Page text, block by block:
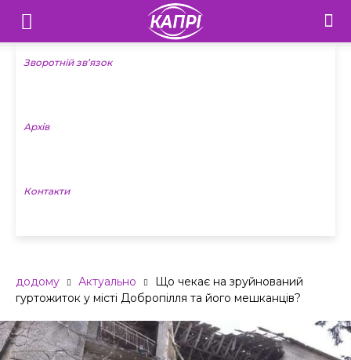
Телебачення
«Капрі»
Новини
Зворотній зв’язок
Архів
Контакти
додому Актуально
Що чекає на зруйнований
гуртожиток у місті Добропілля та його мешканців?